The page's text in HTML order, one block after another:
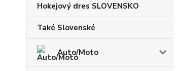
Hokejový dres SLOVENSKO
Také Slovenské
Auto/Moto